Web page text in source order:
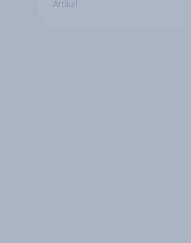
Artikel